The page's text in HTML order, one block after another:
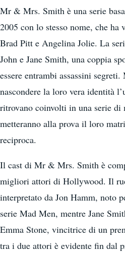
Mr & Mrs. Smith è una serie
2005 con lo stesso nome, che ha
Brad Pitt e Angelina Jolie. La
John e Jane Smith, una coppia
essere entrambi assassini
nascondere la loro vera identità
ritrovano coinvolti in una serie di
metteranno alla prova il loro
reciproca.
Il cast di Mr & Mrs. Smith è
migliori attori di Hollywood. Il
interpretato da Jon Hamm, noto
serie Mad Men, mentre Jane
Emma Stone, vincitrice di un
tra i due attori è evidente fin dal